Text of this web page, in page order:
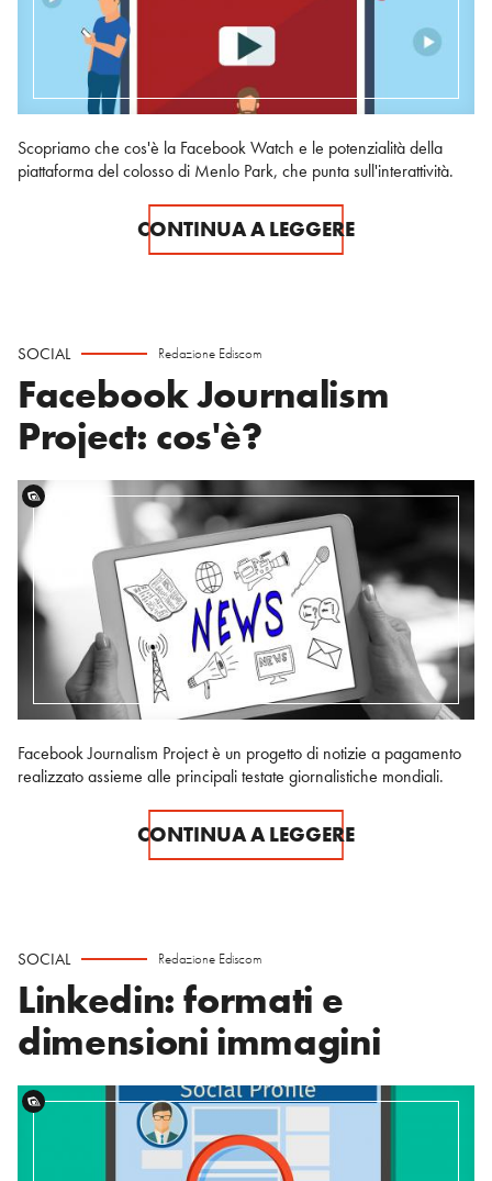
Scopriamo che cos'è la Facebook Watch e le potenzialità della
piattaforma del colosso di Menlo Park, che punta sull'interattività.
CONTINUA A LEGGERE
SOCIAL Redazione Ediscom
Facebook Journalism
Project: cos'è?
Facebook Journalism Project è un progetto di notizie a pagamento
realizzato assieme alle principali testate giornalistiche mondiali.
CONTINUA A LEGGERE
SOCIAL Redazione Ediscom
Linkedin: formati e
dimensioni immagini